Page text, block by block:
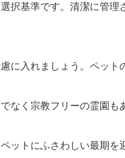
選択基準です。清潔に管
慮に入れましょう。ペット
なく宗教フリーの霊園
ットにふさわしい最期を